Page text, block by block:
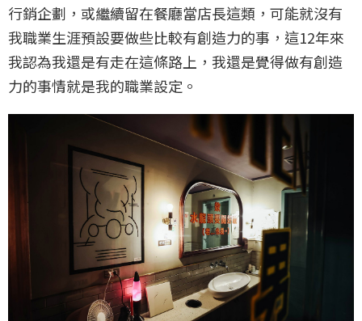
行銷企劃，或繼續留在餐廳當店長這類，可能就沒有
我職業生涯預設要做些比較有創造力的事，這12年來
我認為我還是有走在這條路上，我還是覺得做有創造
力的事情就是我的職業設定。